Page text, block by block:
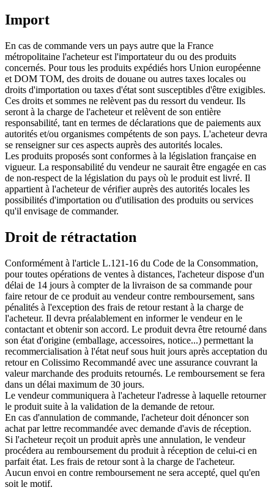
Import
En cas de commande vers un pays autre que la France
métropolitaine l'acheteur est l'importateur du ou des produits
concernés. Pour tous les produits expédiés hors Union européenne
et DOM TOM, des droits de douane ou autres taxes locales ou
droits d'importation ou taxes d'état sont susceptibles d'être exigibles.
Ces droits et sommes ne relèvent pas du ressort du vendeur. Ils
seront à la charge de l'acheteur et relèvent de son entière
responsabilité, tant en termes de déclarations que de paiements aux
autorités et/ou organismes compétents de son pays. L'acheteur devra
se renseigner sur ces aspects auprès des autorités locales.
Les produits proposés sont conformes à la législation française en
vigueur. La responsabilité du vendeur ne saurait être engagée en cas
de non-respect de la législation du pays où le produit est livré. Il
appartient à l'acheteur de vérifier auprès des autorités locales les
possibilités d'importation ou d'utilisation des produits ou services
qu'il envisage de commander.
Droit de rétractation
Conformément à l'article L.121-16 du Code de la Consommation,
pour toutes opérations de ventes à distances, l'acheteur dispose d'un
délai de 14 jours à compter de la livraison de sa commande pour
faire retour de ce produit au vendeur contre remboursement, sans
pénalités à l'exception des frais de retour restant à la charge de
l'acheteur. Il devra préalablement en informer le vendeur en le
contactant et obtenir son accord. Le produit devra être retourné dans
son état d'origine (emballage, accessoires, notice...) permettant la
recommercialisation à l'état neuf sous huit jours après acceptation du
retour en Colissimo Recommandé avec une assurance couvrant la
valeur marchande des produits retournés. Le remboursement se fera
dans un délai maximum de 30 jours.
Le vendeur communiquera à l'acheteur l'adresse à laquelle retourner
le produit suite à la validation de la demande de retour.
En cas d'annulation de commande, l'acheteur doit dénoncer son
achat par lettre recommandée avec demande d'avis de réception.
Si l'acheteur reçoit un produit après une annulation, le vendeur
procédera au remboursement du produit à réception de celui-ci en
parfait état. Les frais de retour sont à la charge de l'acheteur.
Aucun envoi en contre remboursement ne sera accepté, quel qu'en
soit le motif.